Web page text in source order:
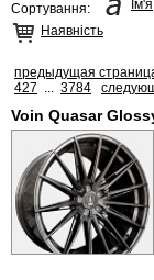
Сортування: Ім'я
Наявність
предыдущая
427
3784
Voin Quasar